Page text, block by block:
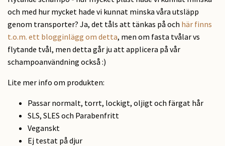
och med hur mycket hade vi kunnat minska våra utsläpp
genom transporter? Ja, det tåls att tänkas på och här finns
t.o.m. ett blogginlägg om detta, men om fasta tvålar vs
flytande tvål, men detta går ju att applicera på vår
schampoanvändning också :)
Lite mer info om produkten:
Passar normalt, torrt, lockigt, oljigt och färgat hår
SLS, SLES och Parabenfritt
Veganskt
Ej testat på djur